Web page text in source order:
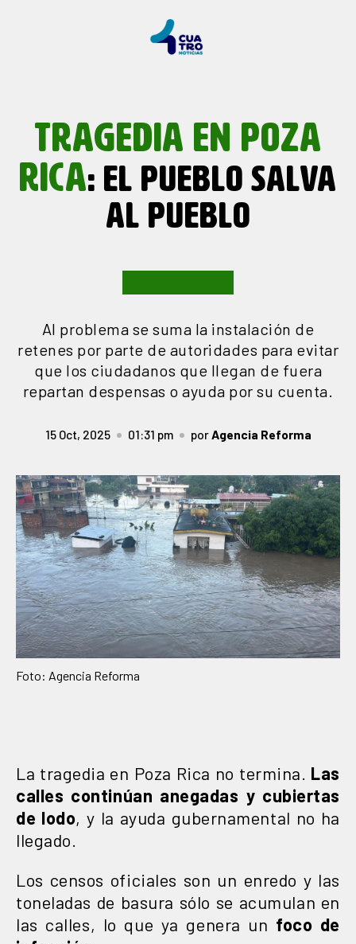
TRAGEDIA EN POZA
RICA: EL PUEBLO SALVA
AL PUEBLO
Al problema se suma la instalación de
retenes por parte de autoridades para evitar
que los ciudadanos que llegan de fuera
repartan despensas o ayuda por su cuenta.
15 Oct, 2025 01:31 pm porAgencia Reforma
Foto: Agencia Reforma
La tragedia en Poza Rica no termina. Las
calles continúan anegadas y cubiertas
de lodo, y la ayuda gubernamental no ha
llegado.
Los censos oficiales son un enredo y las
toneladas de basura sólo se acumulan en
las calles, lo que ya genera un foco de